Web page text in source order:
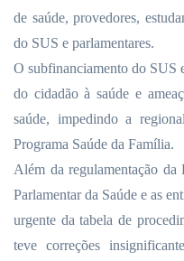
de saúde, provedores,
do SUS e parlamentares.
O subfinanciamento do SUS
do cidadão à saúde e
saúde, impedindo a
Programa Saúde da Família.
Além da regulamentação da
Parlamentar da Saúde e as
urgente da tabela de
teve correções